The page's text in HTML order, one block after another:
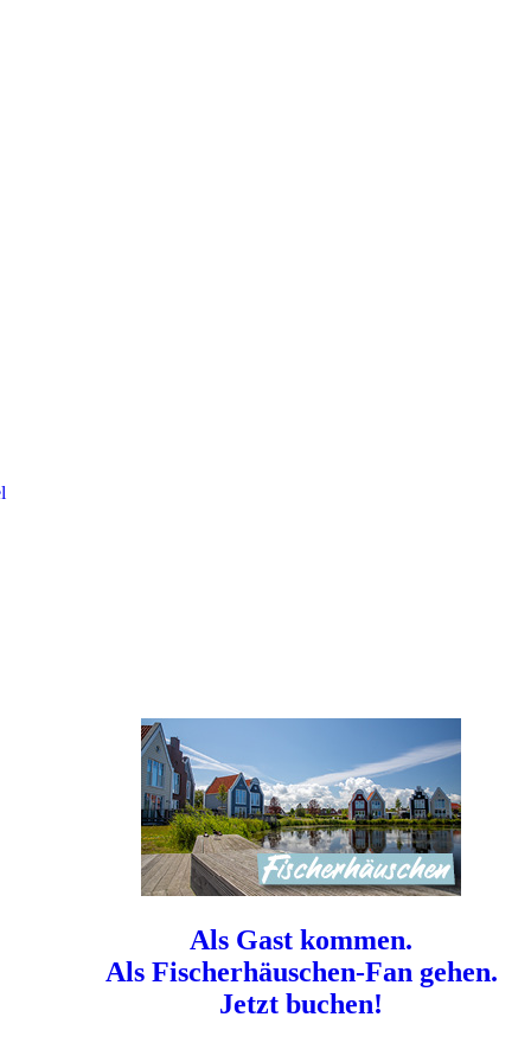
Als Gast kommen.
Als Fischerhäuschen-Fan gehen.
Jetzt buchen!